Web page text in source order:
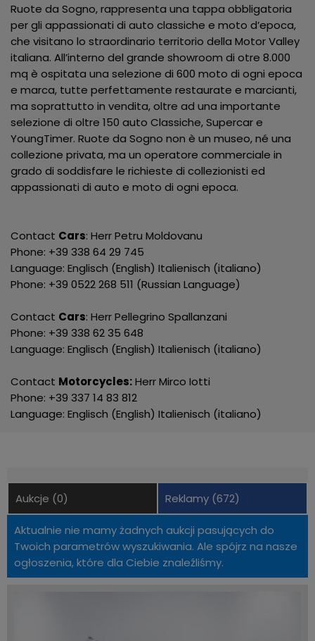
Ruote da Sogno, rappresenta una tappa obbligatoria
per gli appassionati di auto classiche e moto d’epoca,
che visitano lo straordinario territorio della Motor Valley
italiana. All’interno del grande showroom di otre 8.000
mq è ospitata una selezione di 600 moto di ogni epoca
e marca, tutte perfettamente restaurate e marcianti,
ma soprattutto in vendita, oltre ad una importante
selezione di oltre 150 auto Classiche, Supercar e
YoungTimer. Ruote da Sogno non è un museo, né una
collezione privata, ma un operatore commerciale in
grado di soddisfare le richieste di collezionisti ed
appassionati di auto e moto di ogni epoca.
Contact Cars: Herr Petru Moldovanu
Phone: +39 338 64 29 745
Language: Englisch (English) Italienisch (italiano)
Phone: +39 0522 268 511 (Russian Language)
Contact Cars: Herr Pellegrino Spallanzani
Phone: +39 338 62 35 648
Language: Englisch (English) Italienisch (italiano)
Contact Motorcycles:Herr Mirco Iotti
Phone: +39 337 14 83 812
Language: Englisch (English) Italienisch (italiano)
Aukcje (0) Reklamy (672)
Aktualnie nie mamy żadnych aukcji pasujących do
Twoich parametrów wyszukiwania. Ale spójrz na nasze
ogłoszenia, które dla Ciebie znaleźliśmy.